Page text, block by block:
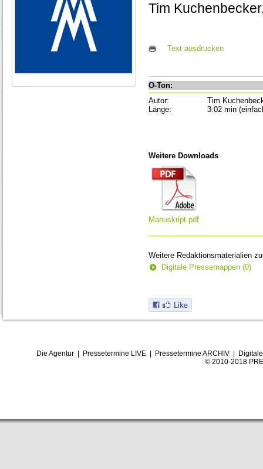
Tim
Text ausdrucken
O-Ton:
Autor:
Tim
Länge:
3:02 min
Weitere Downloads
Manuskript.pdf
Weitere Redaktionsmaterialien
Digitale Pressemappen (0)
Die Agentur| Pressetermine LIVE| Pressetermine ARCHIV|
© 2010-2018